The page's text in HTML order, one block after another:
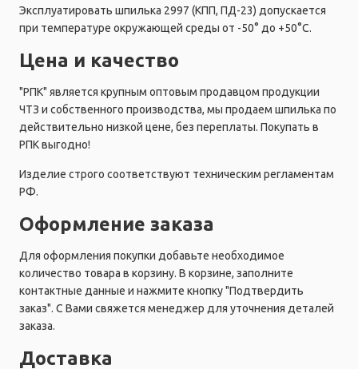
Эксплуатировать шпилька 2997 (КПП, ПД-23) допускается
при температуре окружающей среды от -50° до +50°C.
Цена и качество
"РПК" является крупным оптовым продавцом продукции
ЧТЗ и собственного производства, мы продаем шпилька по
действительно низкой цене, без переплаты. Покупать в
РПК выгодно!
Изделие строго соответствуют техническим регламентам
РФ.
Оформление заказа
Для оформления покупки добавьте необходимое
количество товара в корзину. В корзине, заполните
контактные данные и нажмите кнопку "Подтвердить
заказ". С Вами свяжется менеджер для уточнения деталей
заказа.
Доставка